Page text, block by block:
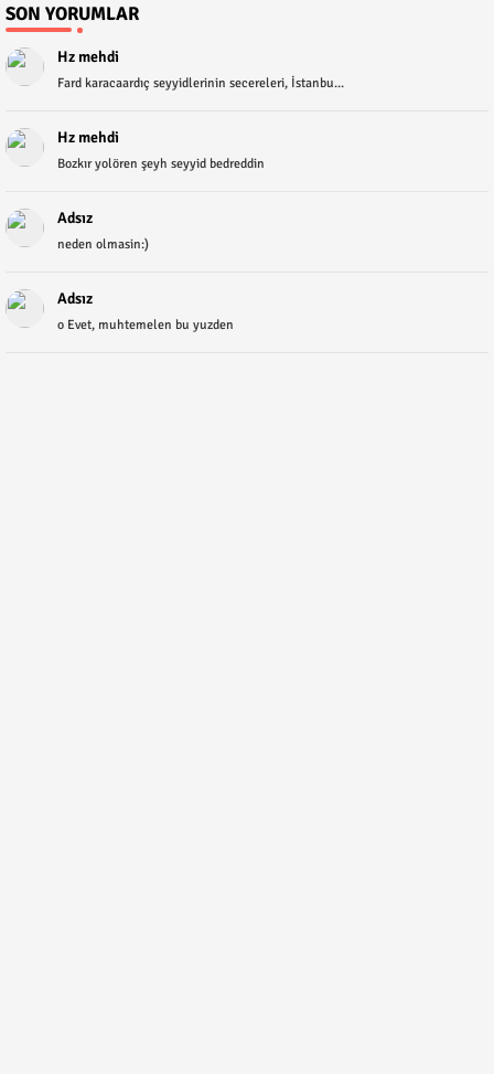
SON YORUMLAR
Hz mehdi
Fard karacaardıç seyyidlerinin secereleri, İstanbu...
Hz mehdi
Bozkır yolören şeyh seyyid bedreddin
Adsız
neden olmasin:)
Adsız
o Evet, muhtemelen bu yuzden